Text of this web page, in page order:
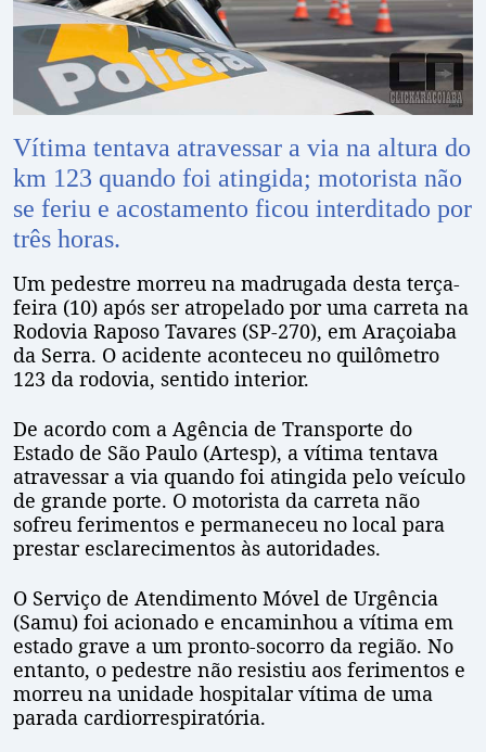
Vítima tentava atravessar a via na altura do
km 123 quando foi atingida; motorista não
se feriu e acostamento ficou interditado por
três horas.
Um pedestre morreu na madrugada desta terça-
feira (10) após ser atropelado por uma carreta na
Rodovia Raposo Tavares (SP-270), em Araçoiaba
da Serra. O acidente aconteceu no quilômetro
123 da rodovia, sentido interior.
De acordo com a Agência de Transporte do
Estado de São Paulo (Artesp), a vítima tentava
atravessar a via quando foi atingida pelo veículo
de grande porte. O motorista da carreta não
sofreu ferimentos e permaneceu no local para
prestar esclarecimentos às autoridades.
O Serviço de Atendimento Móvel de Urgência
(Samu) foi acionado e encaminhou a vítima em
estado grave a um pronto-socorro da região. No
entanto, o pedestre não resistiu aos ferimentos e
morreu na unidade hospitalar vítima de uma
parada cardiorrespiratória.